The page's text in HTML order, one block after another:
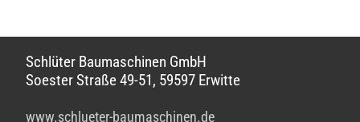
Schlüter Baumaschinen GmbH
Soester Straße 49-51, 59597 Erwitte
www.schlueter-baumaschinen.de